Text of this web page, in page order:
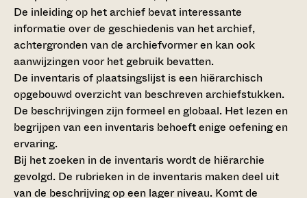
De inleiding op het archief bevat interessante
informatie over de geschiedenis van het archief,
achtergronden van de archiefvormer en kan ook
aanwijzingen voor het gebruik bevatten.
De inventaris of plaatsingslijst is een hiërarchisch
opgebouwd overzicht van beschreven archiefstukken.
De beschrijvingen zijn formeel en globaal. Het lezen en
begrijpen van een inventaris behoeft enige oefening en
ervaring.
Bij het zoeken in de inventaris wordt de hiërarchie
gevolgd. De rubrieken in de inventaris maken deel uit
van de beschrijving op een lager niveau. Komt de